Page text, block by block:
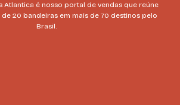
Atlantica é nosso portal de vendas que reúne
de 20 bandeiras em mais de 70 destinos pelo
Brasil.